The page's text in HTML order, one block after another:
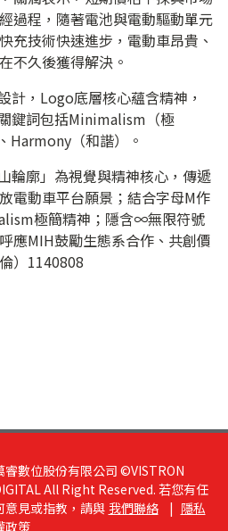
過程，隨著電池與電動驅動單元
充技術快速進步，電動車昂貴、
不久後獲得解決。
計，Logo底層核心蘊含精神，
鍵詞包括Minimalism（極
Harmony（和諧）。
輪廓」為視覺與精神核心，傳遞
電動車平台願景；結合字母M作
極簡精神；隱含∞無限符號
應MIH鼓勵生態系合作、共創價
）1140808
睿數位股份有限公司 ©VISTRON
All Right Reserved. 若您有任
意見或指教，請與 我們聯絡 | 隱私
政策